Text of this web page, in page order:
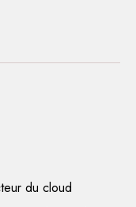
du cloud